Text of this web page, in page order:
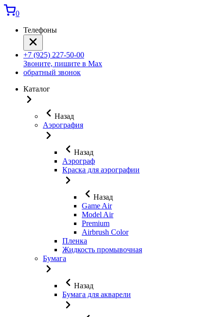
0
Телефоны
+7 (925) 227-50-00
Звоните, пишите в Max
обратный звонок
Каталог
Назад
Аэрография
Назад
Аэрограф
Краска для аэрографии
Назад
Game Air
Model Air
Premium
Airbrush Color
Пленка
Жидкость промывочная
Бумага
Назад
Бумага для акварели